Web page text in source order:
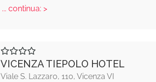
... continua: >
VICENZA TIEPOLO HOTEL
Viale S. Lazzaro, 110, Vicenza VI